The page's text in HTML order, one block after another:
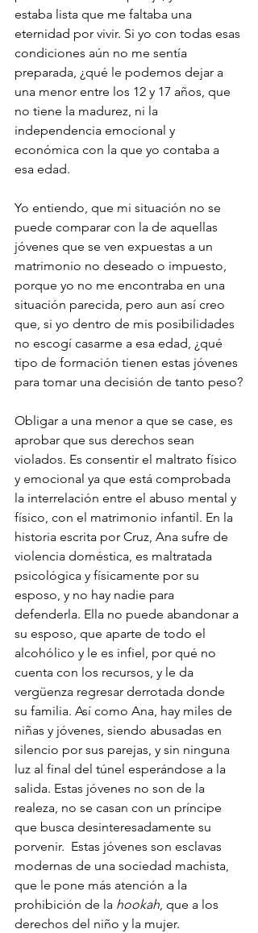
estaba lista que me faltaba una
eternidad por vivir. Si yo con todas esas
condiciones aún no me sentía
preparada, ¿qué le podemos dejar a
una menor entre los 12 y 17 años, que
no tiene la madurez, ni la
independencia emocional y
económica con la que yo contaba a
esa edad.
Yo entiendo, que mi situación no se
puede comparar con la de aquellas
jóvenes que se ven expuestas a un
matrimonio no deseado o impuesto,
porque yo no me encontraba en una
situación parecida, pero aun así creo
que, si yo dentro de mis posibilidades
no escogí casarme a esa edad, ¿qué
tipo de formación tienen estas jóvenes
para tomar una decisión de tanto peso?
Obligar a una menor a que se case, es
aprobar que sus derechos sean
violados. Es consentir el maltrato físico
y emocional ya que está comprobada
la interrelación entre el abuso mental y
físico, con el matrimonio infantil. En la
historia escrita por Cruz, Ana sufre de
violencia doméstica, es maltratada
psicológica y físicamente por su
esposo, y no hay nadie para
defenderla. Ella no puede abandonar a
su esposo, que aparte de todo el
alcohólico y le es infiel, por qué no
cuenta con los recursos, y le da
vergüenza regresar derrotada donde
su familia. Así como Ana, hay miles de
niñas y jóvenes, siendo abusadas en
silencio por sus parejas, y sin ninguna
luz al final del túnel esperándose a la
salida. Estas jóvenes no son de la
realeza, no se casan con un príncipe
que busca desinteresadamente su
porvenir.  Estas jóvenes son esclavas
modernas de una sociedad machista,
que le pone más atención a la
prohibición de la hookah, que a los
derechos del niño y la mujer.